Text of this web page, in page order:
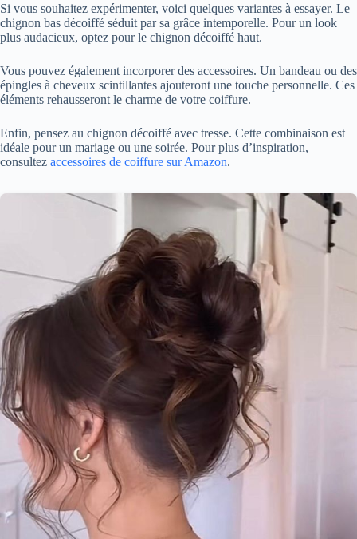
Si vous souhaitez expérimenter, voici quelques variantes à essayer. Le
chignon bas décoiffé séduit par sa grâce intemporelle. Pour un look
plus audacieux, optez pour le chignon décoiffé haut.
Vous pouvez également incorporer des accessoires. Un bandeau ou des
épingles à cheveux scintillantes ajouteront une touche personnelle. Ces
éléments rehausseront le charme de votre coiffure.
Enfin, pensez au chignon décoiffé avec tresse. Cette combinaison est
idéale pour un mariage ou une soirée. Pour plus d’inspiration,
consultez accessoires de coiffure sur Amazon.